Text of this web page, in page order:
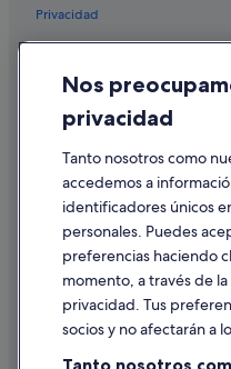
Privacidad
Condiciones de uso
Información legal/contacto
Pautas sobre el contenido y
Ayuda
Cancelar un vuelo
Cancelar una reserva de hotel
Nos
privacidad
Tanto nosotros como
accedemos a
identificadores únicos
personales. Puedes
preferencias haciendo
momento, a través de
privacidad. Tus
socios y no afectarán a
Tanto nosotros